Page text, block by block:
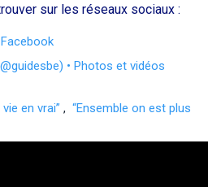
sur les réseaux sociaux :
• Photos et vidéos
en vrai” , “Ensemble on est plus